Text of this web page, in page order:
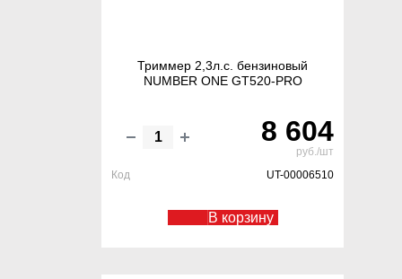
Триммер 2,3л.с. бензиновый
NUMBER ONE GT520-PRO
8 604
руб./шт
Код
UT-00006510
В корзину